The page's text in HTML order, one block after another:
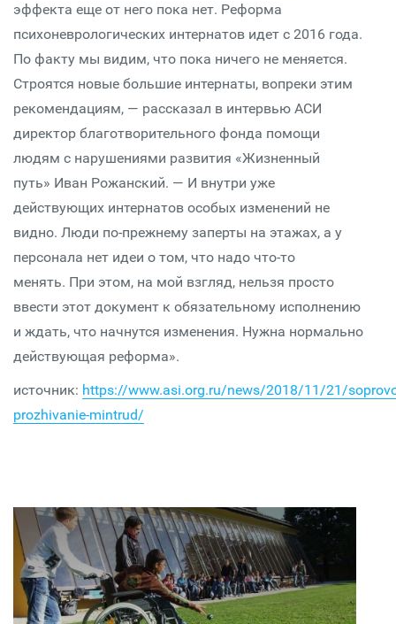
эффекта еще от него пока нет. Реформа
психоневрологических интернатов идет с 2016 года.
По факту мы видим, что пока ничего не меняется.
Строятся новые большие интернаты, вопреки этим
рекомендациям, — рассказал в интервью АСИ
директор благотворительного фонда помощи
людям с нарушениями развития «Жизненный
путь» Иван Рожанский. — И внутри уже
действующих интернатов особых изменений не
видно. Люди по-прежнему заперты на этажах, а у
персонала нет идеи о том, что надо что-то
менять. При этом, на мой взгляд, нельзя просто
ввести этот документ к обязательному исполнению
и ждать, что начнутся изменения. Нужна нормально
действующая реформа».
источник: https://www.asi.org.ru/news/2018/11/21/
prozhivanie-mintrud/